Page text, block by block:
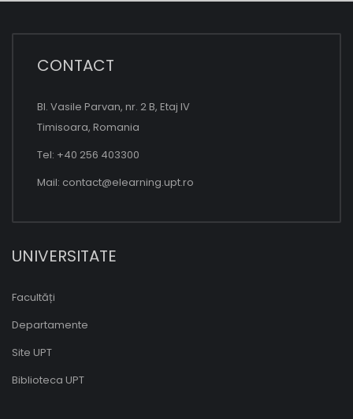
CONTACT
Bl. Vasile Parvan, nr. 2 B, Etaj IV
Timisoara, Romania
Tel: +40 256 403300
Mail: contact@elearning.upt.ro
UNIVERSITATE
Facultăți
Departamente
Site UPT
Biblioteca UPT